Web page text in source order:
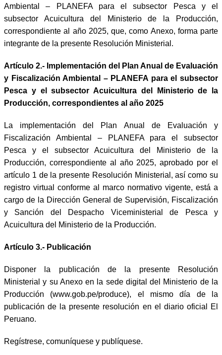
Ambiental – PLANEFA para el subsector Pesca y el
subsector Acuicultura del Ministerio de la Producción,
correspondiente al año 2025, que, como Anexo, forma parte
integrante de la presente Resolución Ministerial.
Artículo 2.- Implementación del Plan Anual de Evaluación
y Fiscalización Ambiental – PLANEFA para el subsector
Pesca y el subsector Acuicultura del Ministerio de la
Producción, correspondientes al año 2025
La implementación del Plan Anual de Evaluación y
Fiscalización Ambiental – PLANEFA para el subsector
Pesca y el subsector Acuicultura del Ministerio de la
Producción, correspondiente al año 2025, aprobado por el
artículo 1 de la presente Resolución Ministerial, así como su
registro virtual conforme al marco normativo vigente, está a
cargo de la Dirección General de Supervisión, Fiscalización
y Sanción del Despacho Viceministerial de Pesca y
Acuicultura del Ministerio de la Producción.
Artículo 3.- Publicación
Disponer la publicación de la presente Resolución
Ministerial y su Anexo en la sede digital del Ministerio de la
Producción (www.gob.pe/produce), el mismo día de la
publicación de la presente resolución en el diario oficial El
Peruano.
Regístrese, comuníquese y publíquese.